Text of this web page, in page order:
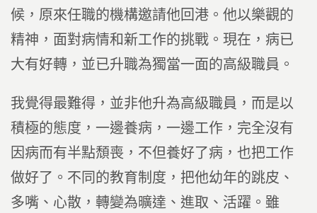
候，原來任職的機構邀請他回港。他以樂觀的
精神，面對病情和新工作的挑戰。現在，病已
大有好轉，並已升職為獨當一面的高級職員。
我覺得最難得，並非他升為高級職員，而是以
積極的態度，一邊養病，一邊工作，完全沒有
因病而有半點頹喪，不但養好了病，也把工作
做好了。不同的教育制度，把他幼年的跳皮、
多嘴、心散，轉變為曠達、進取、活躍。雖